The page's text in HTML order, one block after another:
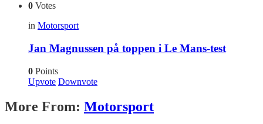
0 Votes
in Motorsport
Jan Magnussen på toppen i Le Mans-test
0 Points
Upvote Downvote
More From: Motorsport